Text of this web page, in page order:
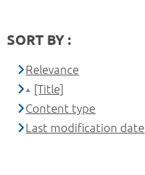
SORT BY :
Relevance
[Title]
Content type
Last modification date